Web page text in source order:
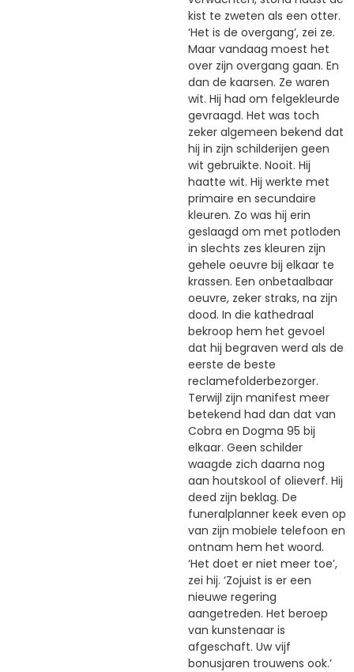
kist te zweten als een otter.
‘Het is de overgang’, zei ze.
Maar vandaag moest het
over zijn overgang gaan. En
dan de kaarsen. Ze waren
wit. Hij had om felgekleurde
gevraagd. Het was toch
zeker algemeen bekend dat
hij in zijn schilderijen geen
wit gebruikte. Nooit. Hij
haatte wit. Hij werkte met
primaire en secundaire
kleuren. Zo was hij erin
geslaagd om met potloden
in slechts zes kleuren zijn
gehele oeuvre bij elkaar te
krassen. Een onbetaalbaar
oeuvre, zeker straks, na zijn
dood. In die kathedraal
bekroop hem het gevoel
dat hij begraven werd als de
eerste de beste
reclamefolderbezorger.
Terwijl zijn manifest meer
betekend had dan dat van
Cobra en Dogma 95 bij
elkaar. Geen schilder
waagde zich daarna nog
aan houtskool of olieverf. Hij
deed zijn beklag. De
funeralplanner keek even op
van zijn mobiele telefoon en
ontnam hem het woord.
‘Het doet er niet meer toe’,
zei hij. ‘Zojuist is er een
nieuwe regering
aangetreden. Het beroep
van kunstenaar is
afgeschaft. Uw vijf
bonusjaren trouwens ook.’